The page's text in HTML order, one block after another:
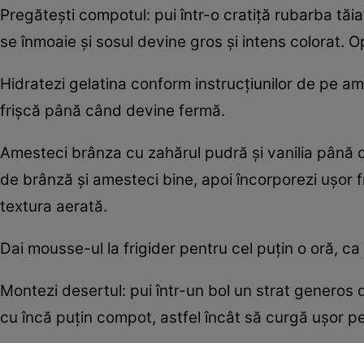
Pregătești compotul: pui într-o cratiță rubarba
se înmoaie și sosul devine gros și intens colorat.
Hidratezi gelatina conform instrucțiunilor de pe
frișcă până când devine fermă.
Amesteci brânza cu zahărul pudră și vanilia
de brânză și amesteci bine, apoi încorporezi
textura aerată.
Dai mousse-ul la frigider pentru cel puțin o oră,
Montezi desertul: pui într-un bol un strat generos
cu încă puțin compot, astfel încât să curgă ușor